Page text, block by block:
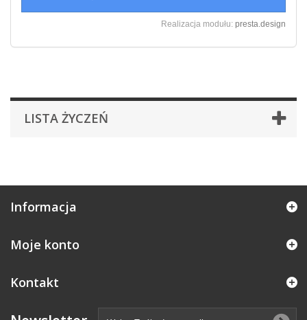
Realizacja modułu: presta.design
LISTA ŻYCZEŃ
Informacja
Moje konto
Kontakt